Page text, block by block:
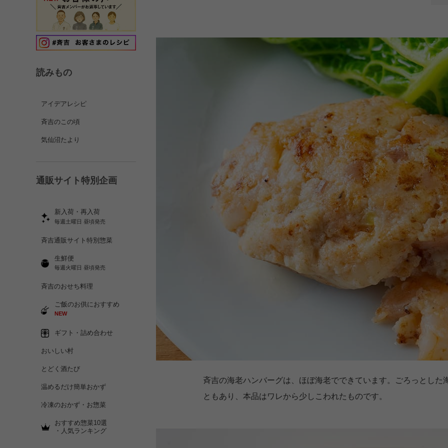
斉吉の海老ハンバーグは、ほぼ海老でできています。ごろっとした
ともあり、本品はワレから少しこわれたものです。
読みもの
アイデアレシピ
斉吉のこの頃
気仙沼たより
通販サイト特別企画
新入荷・再入荷
毎週土曜日 昼頃発売
斉吉通販サイト特別惣菜
生鮮便
毎週火曜日 昼頃発売
斉吉のおせち料理
ご飯のお供におすすめ
NEW
ギフト・詰め合わせ
おいしい村
とどく酒たび
温めるだけ簡単おかず
冷凍のおかず・お惣菜
おすすめ惣菜10選
・人気ランキング